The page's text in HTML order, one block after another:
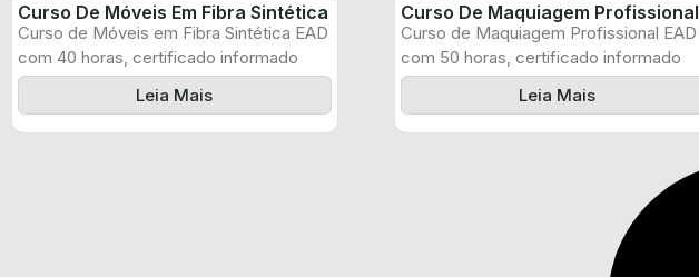
Curso De Móveis Em Fibra Sintética
Curso de Móveis em Fibra Sintética EAD
com 40 horas, certificado informado
pelo ...
Leia Mais
Curso De Maquiagem Profissional
Curso de Maquiagem Profissional EAD
com 50 horas, certificado informado
pelo produtor e ...
Leia Mais